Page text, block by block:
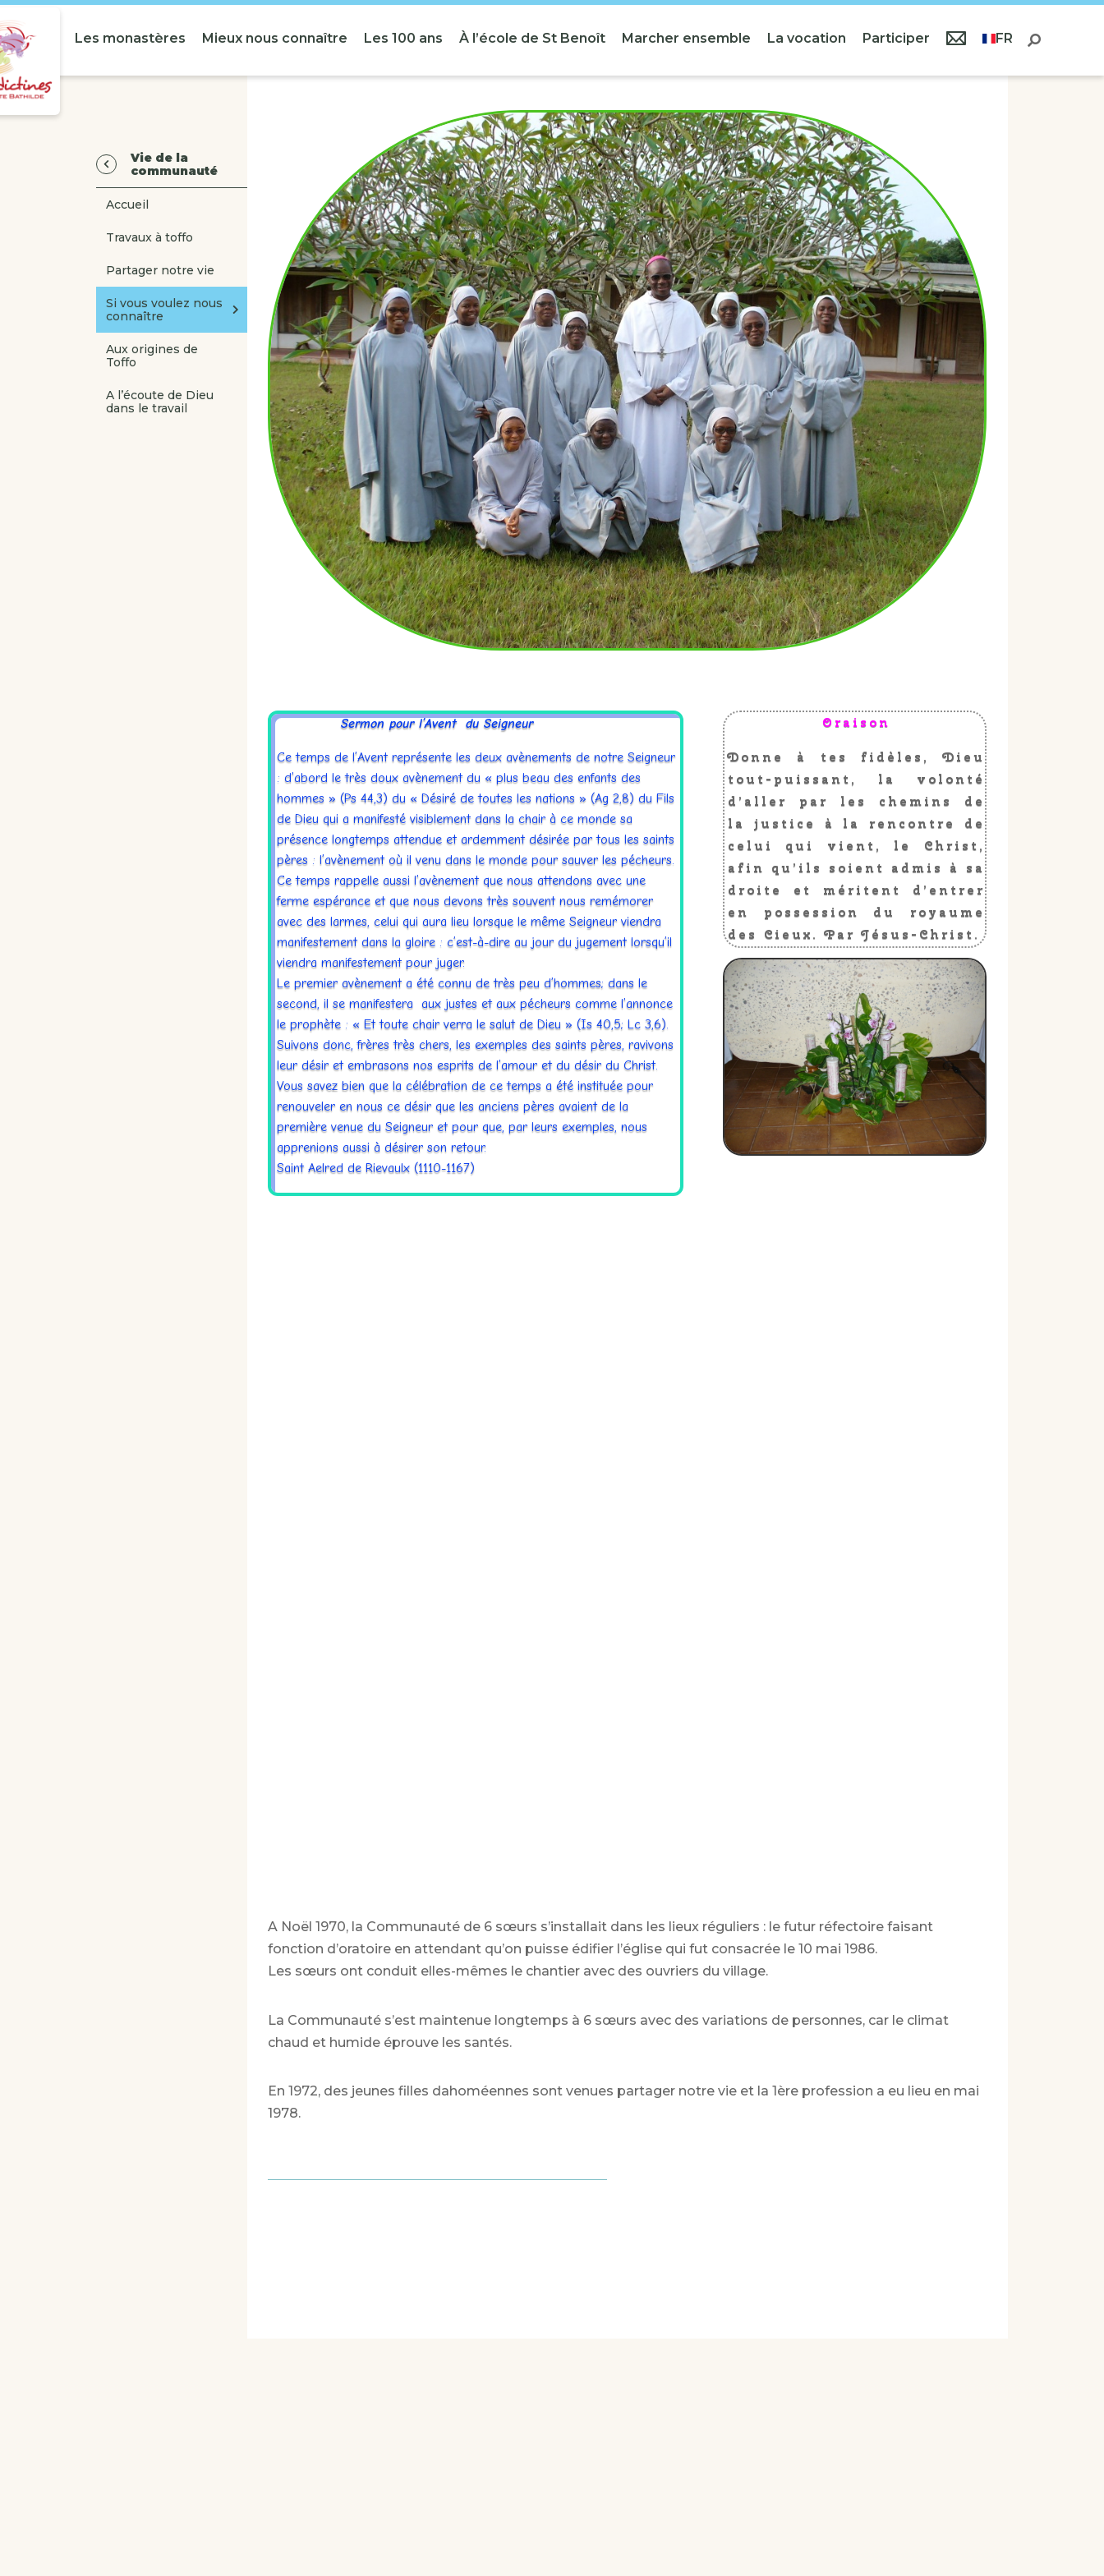
Les monastères Mieux nous connaître Les 100 ans À l’école de St Benoît Marcher ensemble La vocation Participer FR
Vie de la
communauté
Accueil
Travaux à toffo
Partager notre vie
Si vous voulez nous
connaître
Aux origines de
Toffo
A l’écoute de Dieu
dans le travail
Sermon pour l’Avent du Seigneur
Ce temps de l’Avent représente les deux avènements de notre Seigneur
: d’abord le très doux avènement du « plus beau des enfants des
hommes » (Ps 44,3) du « Désiré de toutes les nations » (Ag 2,8) du Fils
de Dieu qui a manifesté visiblement dans la chair à ce monde sa
présence longtemps attendue et ardemment désirée par tous les saints
pères : l’avènement où il venu dans le monde pour sauver les pécheurs.
Ce temps rappelle aussi l’avènement que nous attendons avec une
ferme espérance et que nous devons très souvent nous remémorer
avec des larmes, celui qui aura lieu lorsque le même Seigneur viendra
manifestement dans la gloire : c’est-à-dire au jour du jugement lorsqu’il
viendra manifestement pour juger.
Le premier avènement a été connu de très peu d’hommes; dans le
second, il se manifestera aux justes et aux pécheurs comme l’annonce
le prophète : « Et toute chair verra le salut de Dieu » (Is 40,5; Lc 3,6).
Suivons donc, frères très chers, les exemples des saints pères, ravivons
leur désir et embrasons nos esprits de l’amour et du désir du Christ.
Vous savez bien que la célébration de ce temps a été instituée pour
renouveler en nous ce désir que les anciens pères avaient de la
première venue du Seigneur et pour que, par leurs exemples, nous
apprenions aussi à désirer son retour.
Saint Aelred de Rievaulx (1110-1167)
Oraison
Donne à tes fidèles, Dieu
tout-puissant, la volonté
d’aller par les chemins de
la justice à la rencontre de
celui qui vient, le Christ,
afin qu’ils soient admis à sa
droite et méritent d’entrer
en possession du royaume
des Cieux. Par Jésus-Christ.
A Noël 1970, la Communauté de 6 sœurs s’installait dans les lieux réguliers : le futur réfectoire faisant
fonction d’oratoire en attendant qu’on puisse édifier l’église qui fut consacrée le 10 mai 1986.
Les sœurs ont conduit elles-mêmes le chantier avec des ouvriers du village.
La Communauté s’est maintenue longtemps à 6 sœurs avec des variations de personnes, car le climat
chaud et humide éprouve les santés.
En 1972, des jeunes filles dahoméennes sont venues partager notre vie et la 1ère profession a eu lieu en mai
1978.